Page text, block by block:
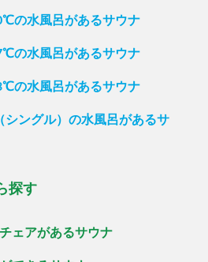
の水風呂があるサウナ
の水風呂があるサウナ
の水風呂があるサウナ
シングル）の水風呂があるサ
探す
ェアがあるサウナ